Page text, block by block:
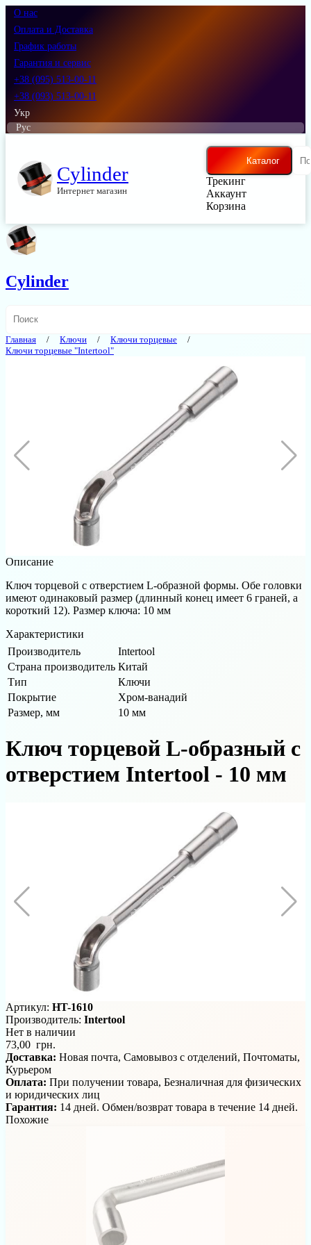
О нас
Оплата и Доставка
График работы
Гарантия и сервис
+38 (095) 513-00-11
+38 (093) 513-00-11
Укр
Рус
Cylinder
Интернет магазин
Каталог
Трекинг
Аккаунт
Корзина
Cylinder
Главная Ключи
Ключи торцевые
Ключи торцевые "Intertool"
Описание
Ключ торцевой с отверстием L-образной формы. Обе головки
имеют одинаковый размер (длинный конец имеет 6 граней, а
короткий 12). Размер ключа: 10 мм
Характеристики
Производитель
Intertool
Страна производитель Китай
Тип
Ключи
Покрытие
Хром-ванадий
Размер, мм
10 мм
Ключ торцевой L-образный с
отверстием Intertool - 10 мм
Артикул: HT-1610
Производитель: Intertool
Нет в наличии
73,00 грн.
Доставка: Новая почта, Самовывоз с отделений, Почтоматы,
Курьером
Оплата: При получении товара, Безналичная для физических
и юридических лиц
Гарантия: 14 дней. Обмен/возврат товара в течение 14 дней.
Похожие